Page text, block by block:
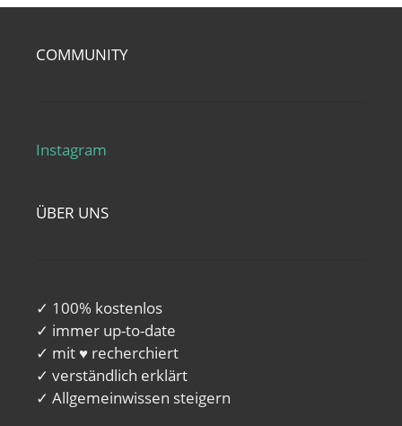
COMMUNITY
Instagram
ÜBER UNS
✓ 100% kostenlos
✓ immer up-to-date
✓ mit ♥ recherchiert
✓ verständlich erklärt
✓ Allgemeinwissen steigern